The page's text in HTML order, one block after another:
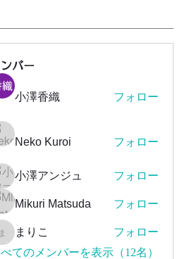
ンバー
小澤香織 フォロー
Neko Kuroi フォロー
小澤アンジュ フォロー
Mikuri Matsuda フォロー
まりこ
まりこ
フォロー
てのメンバーを表示（12名）